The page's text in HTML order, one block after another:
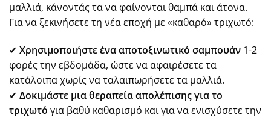
μαλλιά, κάνοντάς τα να φαίνονται θαμπά και άτονα.
Για να ξεκινήσετε τη νέα εποχή με «καθαρό» τριχωτό:
✔ Χρησιμοποιήστε ένα αποτοξινωτικό σαμπουάν 1-2
φορές την εβδομάδα, ώστε να αφαιρέσετε τα
κατάλοιπα χωρίς να ταλαιπωρήσετε τα μαλλιά.
✔ Δοκιμάστε μια θεραπεία απολέπισης για το
τριχωτό για βαθύ καθαρισμό και για να ενισχύσετε την